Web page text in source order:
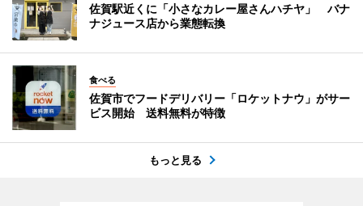
佐賀駅近くに「小さなカレー屋さんハチヤ」 バナ
ナジュース店から業態転換
食べる
佐賀市でフードデリバリー「ロケットナウ」がサー
ビス開始 送料無料が特徴
もっと見る